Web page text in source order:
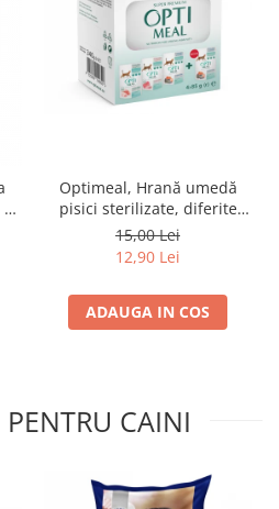
Optimeal, Hrană umedă
pisici sterilizate, diferite
arome, (3+1), 0.34kg
15,00 Lei
12,90 Lei
ADAUGA IN COS
PENTRU CAINI